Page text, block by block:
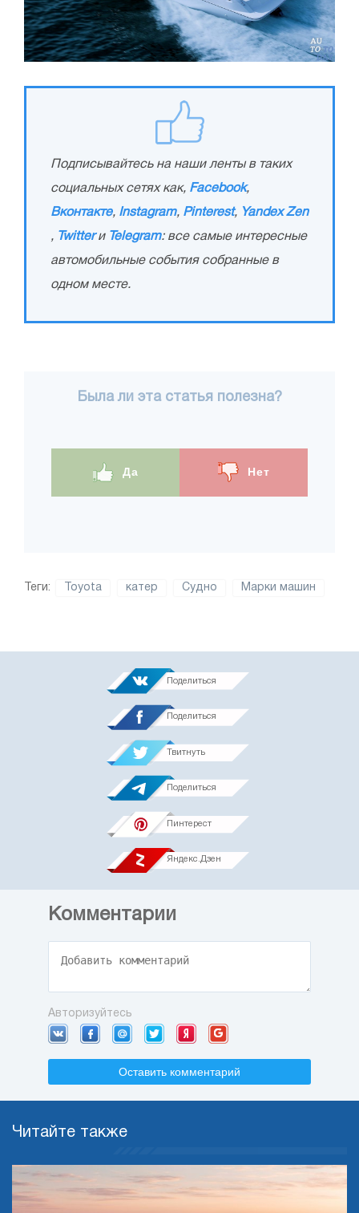
Подписывайтесь на наши ленты в таких
социальных сетях как, Facebook,
Вконтакте, Instagram, Pinterest, Yandex Zen
, Twitterи Telegram: все самые интересные
автомобильные события собранные в
одном месте.
Была ли эта статья полезна?
Да Нет
Теги: Toyota катер Судно Марки машин
Поделиться
Поделиться
Твитнуть
Поделиться
Пинтерест
Яндекс.Дзен
Комментарии
Авторизуйтесь
Оставить комментарий
Читайте также